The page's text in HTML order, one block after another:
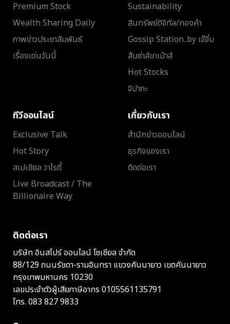
Premium Stock
Wealth Sharing Daily
ภาพข่าวประชาสัมพันธ์
เรื่องเด่นวันนี้
Sustainability
สินทรัพย์ดิจิทัล/ทองคำ
Gossip Station..by เจ๊จิ๋ม
ส้มซ่าส์ขาเม้าส์
Hot Stocks
จิปาถะ
ทีวีออนไลน์
Exclusive Talk
Hot Story
สเปเชียล วาไรตี้
Live Broadcast / The
Billionaire Way
เกี่ยวกับเรา
สำนักข่าวออนไลน์
ธุรกิจของเรา
ติดต่อเรา
ติดต่อเรา
บริษัท อินสไปร์ ออนไลน์ โซเชียล จำกัด
88/129 ถนนรัชดา-รามอินทรา แขวงคันนายาว เขตคันนายาว
กรุงเทพมหานคร 10230
เลขประจำตัวผู้เสียภาษีอากร 0105561135791
โทร. 083 827 9833